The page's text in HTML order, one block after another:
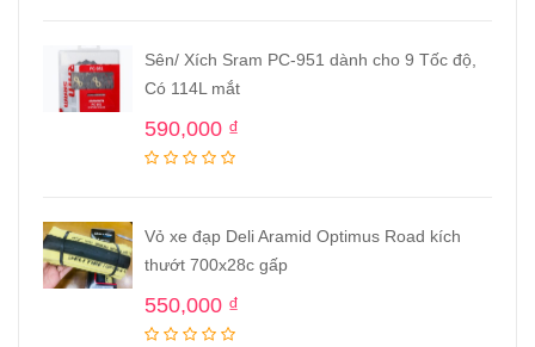
Sên/ Xích Sram PC-951 dành cho 9 Tốc độ,
Có 114L mắt
590,000 ₫
Vỏ xe đạp Deli Aramid Optimus Road kích
thướt 700x28c gấp
550,000 ₫